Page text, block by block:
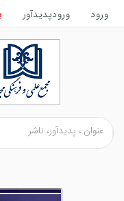
ورود ورودپدیدآور